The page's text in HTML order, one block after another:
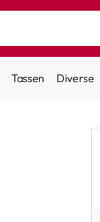
Tassen Diverse